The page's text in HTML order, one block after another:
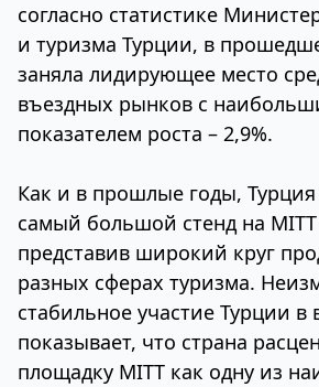
согласно статистике
и туризма Турции, в
заняла лидирующее место
въездных рынков с
показателем роста – 2,9%.
Как и в прошлые годы, Турция
самый большой стенд на MITT
представив широкий круг
разных сферах туризма.
стабильное участие Турции в
показывает, что страна
площадку MITT как одну из